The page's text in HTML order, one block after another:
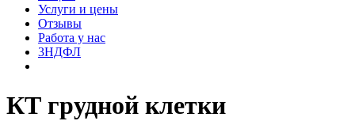
Услуги и цены
Отзывы
Работа у нас
3НДФЛ
КТ грудной клетки